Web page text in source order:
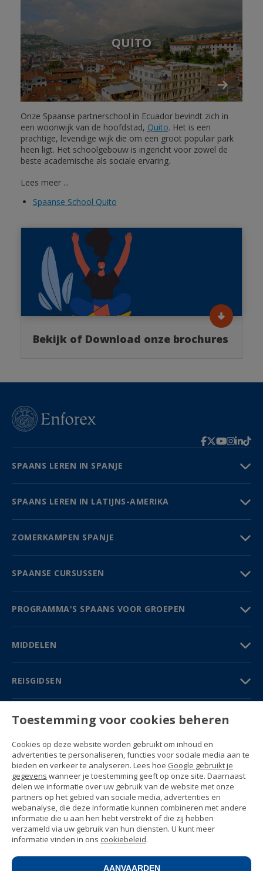
QUITO
Onze Spaanse partnerschool in Ecuador bevindt zich in
een woonwijk van de hoofdstad, Quito. Het is een
prachtige, levendige wijk die om een groot populair park
heen ligt. Het schoolgebouw is ingericht voor zowel de
beste academische als sociale ervaring.
Lees meer ...
Spaanse School Quito
Bekijk of Download onze brochures
SPAANS LEREN IN SPANJE
SPAANS LEREN IN LATIJNS-AMERIKA
ZOMERKAMPEN SPANJE
SPAANSE CURSUSSEN
PROGRAMMA'S SPAANS VOOR GROEPEN
MIDDELEN
REISGIDSEN
PARTNERS
Contact
Prijzen & Brochures
(+34) 91 594 37 76
Gustavo Fernández Balbuena, 11
28002 Madrid, Spain
Sitemap
Algemene voorwaarden
Privacyverklaring
Enforex Cookiebeleid
(CIF B-79946729) All rights reserved.
Toestemming voor cookies beheren
Cookies op deze website worden gebruikt om inhoud en
advertenties te personaliseren, functies voor sociale media aan te
bieden en verkeer te analyseren. Lees hoe Google gebruikt je
gegevens wanneer je toestemming geeft op onze site. Daarnaast
delen we informatie over uw gebruik van de website met onze
partners op het gebied van sociale media, advertenties en
webanalyse, die deze informatie kunnen combineren met andere
informatie die u aan hen hebt verstrekt of die zij hebben
verzameld via uw gebruik van hun diensten. U kunt meer
informatie vinden in ons cookiebeleid.
AANVAARDEN